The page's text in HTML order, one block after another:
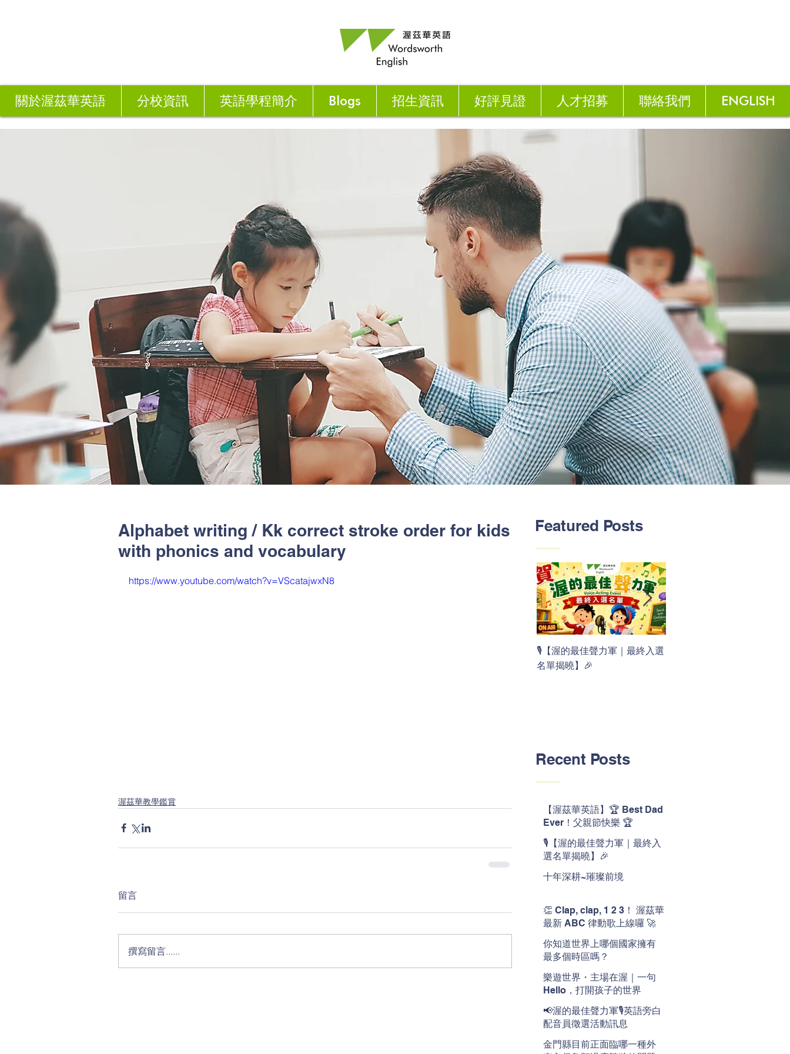
Featured Posts
🎙️【渥的最佳聲力軍｜最終入選
名單揭曉】🎉
Recent Posts
【渥茲華英語】🏆 Best Dad
Ever！父親節快樂 🏆
🎙️【渥的最佳聲力軍｜最終入
選名單揭曉】🎉
十年深耕~璀璨前境
👏 Clap, clap, 1 2 3！ 渥茲華
最新 ABC 律動歌上線囉 🚀
你知道世界上哪個國家擁有
最多個時區嗎？
樂遊世界・主場在渥｜一句
Hello，打開孩子的世界
📢渥的最佳聲力軍🎙️英語旁白
配音員徵選活動訊息
金門縣目前正面臨哪一種外
Alphabet writing / Kk correct stroke order for kids
with phonics and vocabulary
https://www.youtube.com/watch?v=VScatajwxN8
渥茲華教學鑑賞
留言
撰寫留言......
關於渥茲華英語 分校資訊 英語學程簡介 Blogs 招生資訊 好評見證 人才招募 聯絡我們 ENGLISH